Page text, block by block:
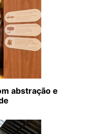
abstração e